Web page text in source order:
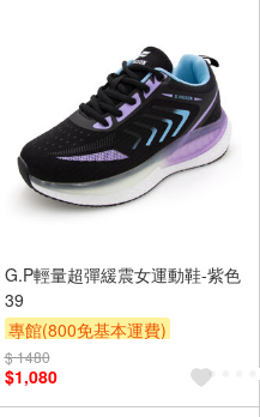
G.P輕量超彈緩震女運動鞋-紫色
39
專館(800免基本運費)
滿額9折
$ 1480
$1,080